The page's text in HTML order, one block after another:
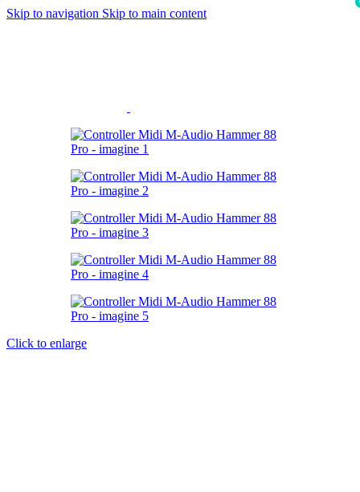
Skip to navigation Skip to main content
Click to enlarge